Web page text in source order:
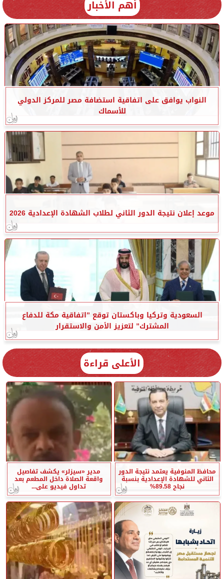
أهم الأخبار
النواب يوافق على اتفاقية استضافة مصر للمركز الدولي
للأسماك
موعد إعلان نتيجة الدور الثاني لطلاب الشهادة الإعدادية 2026
السعودية وتركيا وباكستان توقع ”اتفاقية مكة للدفاع
المشترك” لتعزيز الأمن والاستقرار
الأعلى قراءة
محافظ المنوفية يعتمد نتيجة الدور
الثاني للشهادة الإعدادية بنسبة
نجاح 89.58%
مدير «سيزلر» يكشف تفاصيل
واقعة الصلاة داخل المطعم بعد
تداول فيديو على...